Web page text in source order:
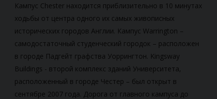
Кампус Chester находится приблизительно в 10 минутах
ходьбы от центра одного их самых живописных
исторических городов Англии. Кампус Warrington –
самодостаточный студенческий городок – расположен
в городе Падгейт графства Уоррингтон. Kingsway
Buildings - второй комплекс зданий Университета,
расположенный в городе Честер – был открыт в
сентябре 2007 года. Дорога от главного кампуса до